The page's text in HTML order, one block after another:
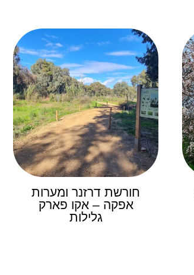
חורשת דרזנר ומערות
אפקה – אקו פארק
גלילות